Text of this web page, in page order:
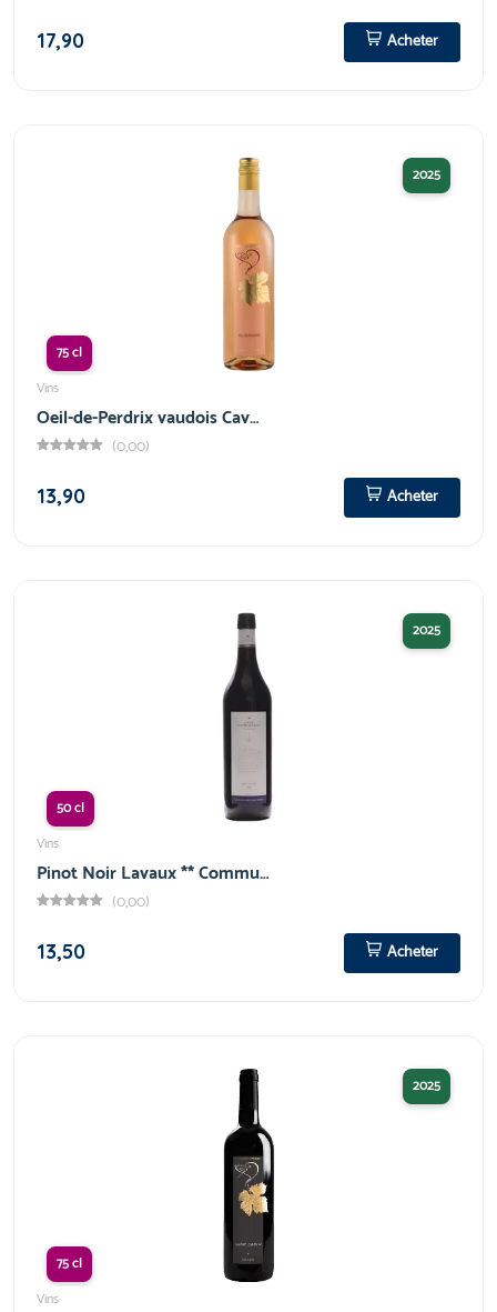
17,90
Acheter
2025
75 cl
Vins
Oeil-de-Perdrix vaudois Cav…
(0,00)
13,90
Acheter
2025
50 cl
Vins
Pinot Noir Lavaux ** Commu…
(0,00)
13,50
Acheter
2025
75 cl
Vins